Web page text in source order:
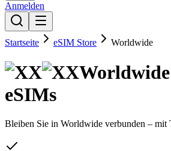
Anmelden
Startseite eSIM Store Worldwide
Worldwide
eSIMs
Bleiben Sie in Worldwide verbunden – mit